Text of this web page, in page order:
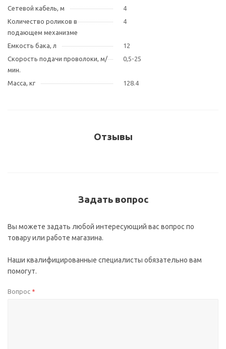
Сетевой кабель, м
4
Количество роликов в
подающем механизме
4
Емкость бака, л
12
Скорость подачи проволоки, м/
мин.
0,5-25
Масса, кг 128.4
Отзывы
Задать вопрос
Вы можете задать любой интересующий вас вопрос по
товару или работе магазина.
Наши квалифицированные специалисты обязательно вам
помогут.
Вопрос *